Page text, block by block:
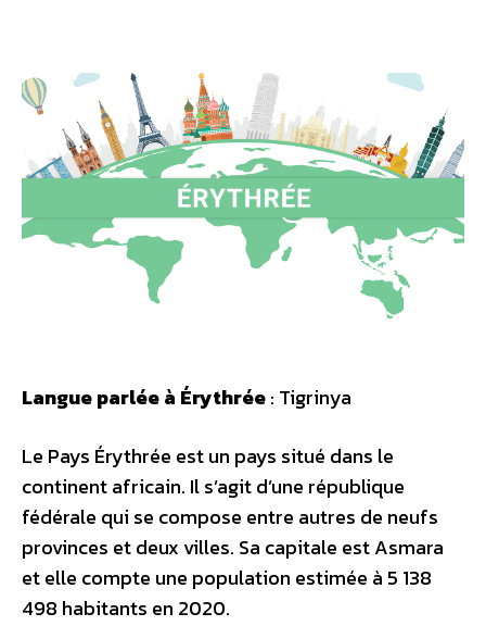
Langue parlée à Érythrée: Tigrinya
Le Pays Érythrée est un pays situé dans le
continent africain. Il s’agit d’une république
fédérale qui se compose entre autres de neufs
provinces et deux villes. Sa capitale est Asmara
et elle compte une population estimée à 5 138
498 habitants en 2020.